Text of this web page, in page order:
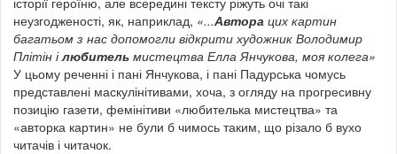
неузгодженості, як, наприклад, «...Автора цих картин
багатьом з нас допомогли відкрити художник Володимир
Плітін ілюбитель мистецтва Елла Янчукова, моя колега»
У цьому реченні і пані Янчукова, і пані Падурська чомусь
представлені маскулінітивами, хоча, з огляду на прогресивну
позицію газети, фемінітиви «любителька мистецтва» та
«авторка картин» не були б чимось таким, що різало б вухо
читачів і читачок.